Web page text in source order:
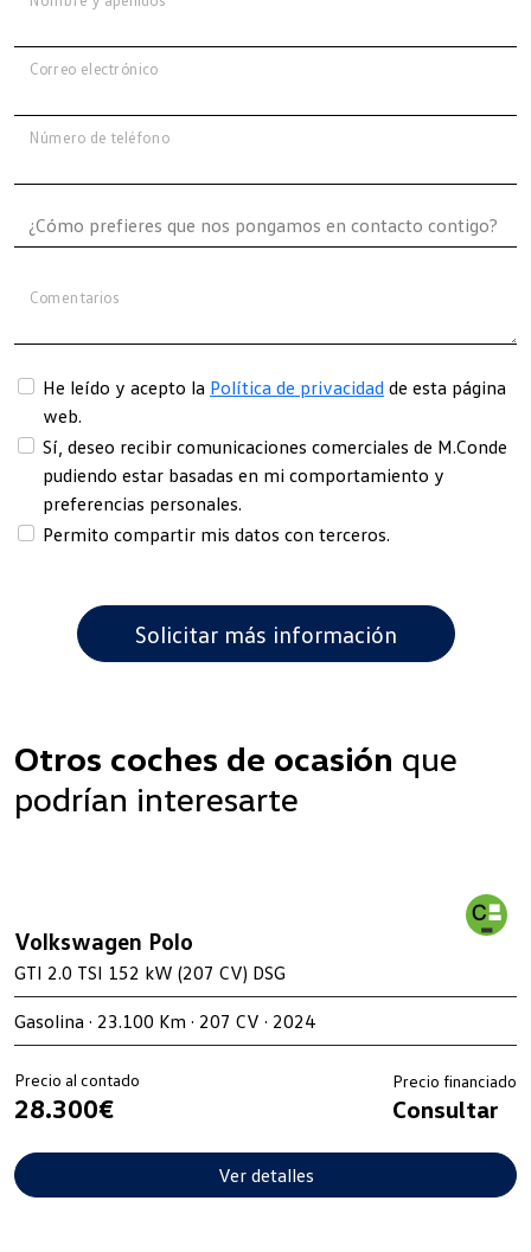
Correo electrónico
Número de teléfono
Comentarios
He leído y acepto la Política de privacidad de esta página
web.
Sí, deseo recibir comunicaciones comerciales de M.Conde
pudiendo estar basadas en mi comportamiento y
preferencias personales.
Permito compartir mis datos con terceros.
Otros coches de ocasión que
podrían interesarte
Volkswagen Polo
GTI 2.0 TSI 152 kW (207 CV) DSG
Gasolina · 23.100 Km · 207 CV · 2024
Precio al contado
28.300€
Precio financiado
Consultar
Ver detalles